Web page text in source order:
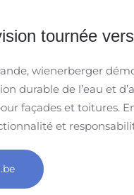
tournée vers
wienerberger
durable de l’eau et
façades et toitures.
et